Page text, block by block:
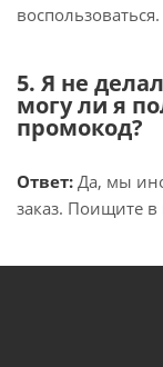
воспользоваться.
5. Я не
могу ли я
промокод?
Ответ: Да, мы
заказ. Поищите в